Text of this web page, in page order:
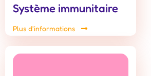
Système immunitaire
Plus d'informations